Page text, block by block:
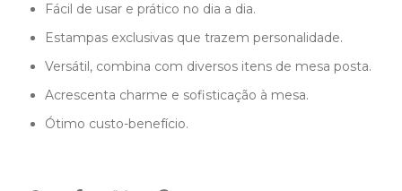
Fácil de usar e prático no dia a dia.
Estampas exclusivas que trazem personalidade.
Versátil, combina com diversos itens de mesa posta.
Acrescenta charme e sofisticação à mesa.
Ótimo custo-benefício.